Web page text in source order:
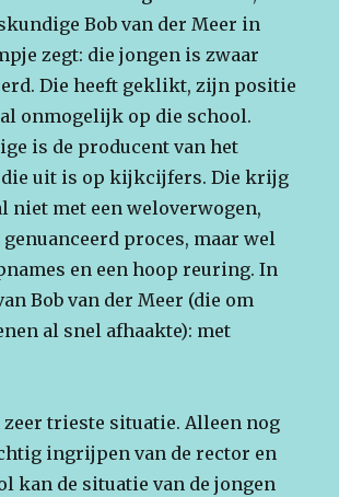
Bob van der Meer in
zegt: die jongen is zwaar
Die heeft geklikt, zijn positie
onmogelijk op die school.
is de producent van het
uit is op kijkcijfers. Die krijg
niet met een weloverwogen,
proces, maar wel
en een hoop reuring. In
Bob van der Meer (die om
al snel afhaakte): met
zeer trieste situatie. Alleen nog
ingrijpen van de rector en
kan de situatie van de jongen